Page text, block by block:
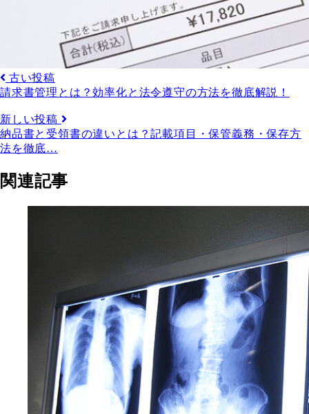
古い投稿
請求書管理とは？効率化と法令遵守の方法を徹底解説！
新しい投稿
納品書と受領書の違いとは？記載項目・保管義務・保存方
法を徹底…
関連記事